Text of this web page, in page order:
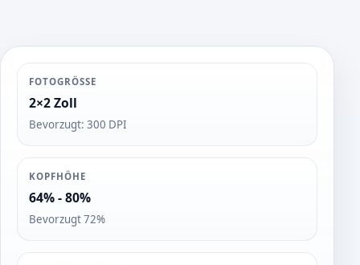
FOTOGRÖSSE
2×2 Zoll
Bevorzugt: 300 DPI
KOPFHÖHE
64% - 80%
Bevorzugt 72%